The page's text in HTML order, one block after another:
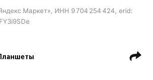
Маркет», ИНН 9 704 254 424, erid: